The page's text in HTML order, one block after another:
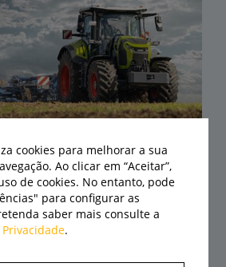
do Axion 8
patamar
cookies para melhorar a sua
Ao clicar em “Aceitar”,
de cookies. No entanto, pode
para configurar as
saber mais consulte a
.